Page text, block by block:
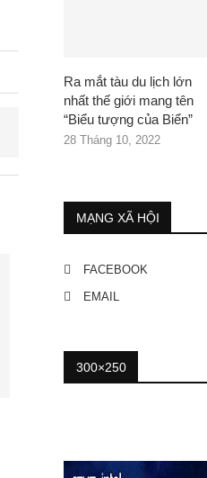
Ra mắt tàu du lịch lớn
nhất thế giới mang tên
“Biểu tượng của Biển”
28 Tháng 10, 2022
MẠNG XÃ HỘI
FACEBOOK
EMAIL
300×250